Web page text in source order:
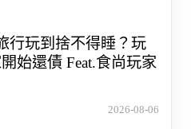
行玩到捨不得睡？玩
始還債 Feat.食尚玩家
2026-08-06